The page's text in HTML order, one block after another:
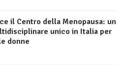
il Centro della Menopausa: un
unico in Italia per
donne